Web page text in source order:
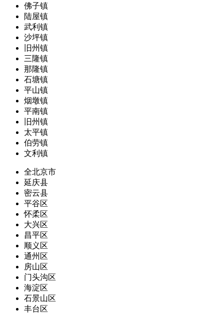
佛子镇
陆屋镇
武利镇
沙坪镇
旧州镇
三隆镇
那隆镇
石塘镇
平山镇
烟墩镇
平南镇
旧州镇
太平镇
伯劳镇
文利镇
全北京市
延庆县
密云县
平谷区
怀柔区
大兴区
昌平区
顺义区
通州区
房山区
门头沟区
海淀区
石景山区
丰台区